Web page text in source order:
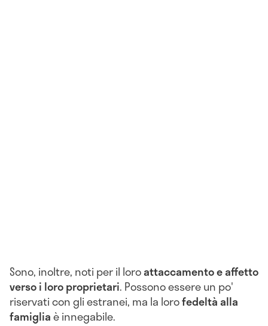
Sono, inoltre, noti per il loroattaccamento e affetto
verso i loro proprietari. Possono essere un po'
riservati con gli estranei, ma la lorofedeltà alla
famigliaè innegabile.